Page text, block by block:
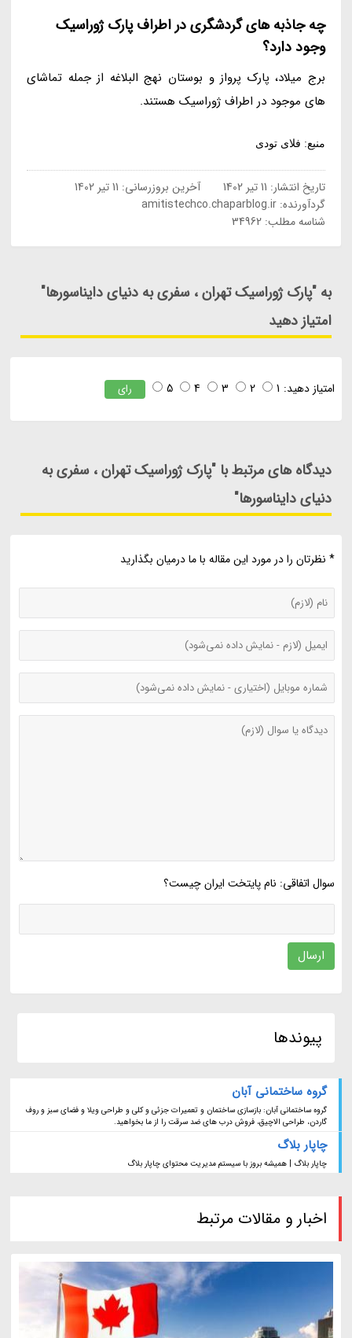
چه جاذبه های گردشگری در اطراف پارک ژوراسیک
وجود دارد؟
برج میلاد، پارک پرواز و بوستان نهج البلاغه از جمله تماشای
های موجود در اطراف ژوراسیک هستند.
منبع: فلای تودی
تاریخ انتشار: 11 تیر 1402 آخرین بروزرسانی: 11 تیر 1402
گردآورنده:amitistechco.chaparblog.ir
شناسه مطلب: 34962
به "پارک ژوراسیک تهران ، سفری به دنیای دایناسورها"
امتیاز دهید
امتیاز دهید: 1
2
3
4
5 رای
دیدگاه های مرتبط با "پارک ژوراسیک تهران ، سفری به
دنیای دایناسورها"
* نظرتان را در مورد این مقاله با ما درمیان بگذارید
سوال اتفاقی: نام پایتخت ایران چیست؟
ارسال
پیوندها
گروه ساختمانی آبان
گروه ساختمانی آبان: بازسازی ساختمان و تعمیرات جزئی و کلی و طراحی ویلا و فضای سبز و روف
گاردن، طراحی الاچیق، فروش درب های ضد سرقت را از ما بخواهید.
چاپار بلاگ
چاپار بلاگ | همیشه بروز با سیستم مدیریت محتوای چاپار بلاگ
اخبار و مقالات مرتبط